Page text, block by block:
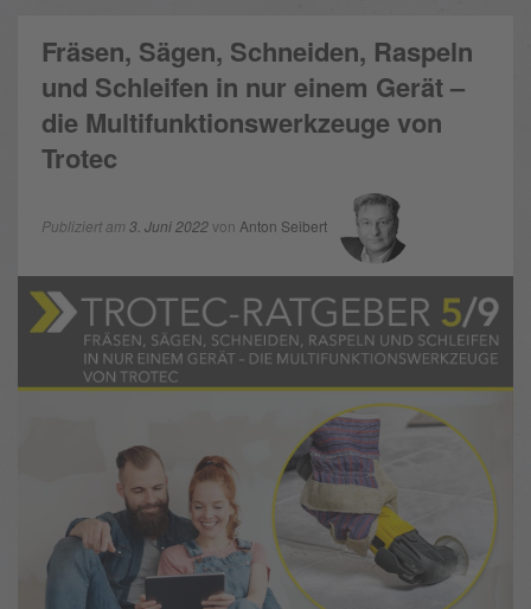
Fräsen, Sägen, Schneiden, Raspeln
und Schleifen in nur einem Gerät –
die Multifunktionswerkzeuge von
Trotec
Publiziert am 3. Juni 2022von Anton Seibert